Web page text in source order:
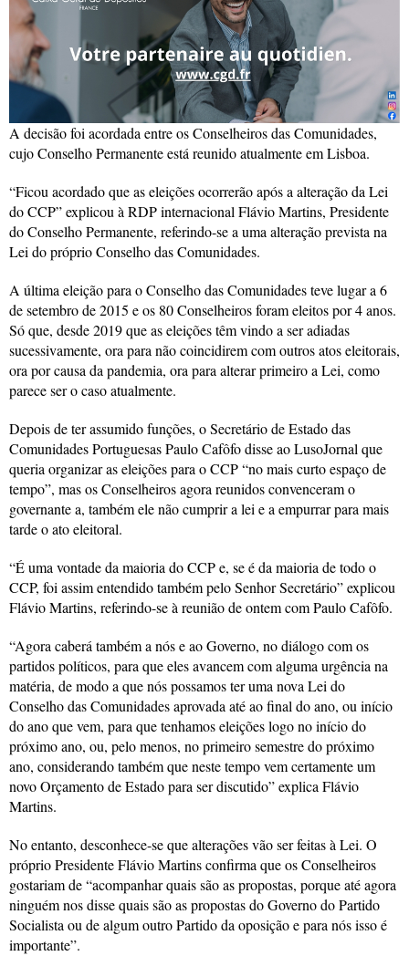
A decisão foi acordada entre os Conselheiros das Comunidades,
cujo Conselho Permanente está reunido atualmente em Lisboa.
“Ficou acordado que as eleições ocorrerão após a alteração da Lei
do CCP” explicou à RDP internacional Flávio Martins, Presidente
do Conselho Permanente, referindo-se a uma alteração prevista na
Lei do próprio Conselho das Comunidades.
A última eleição para o Conselho das Comunidades teve lugar a 6
de setembro de 2015 e os 80 Conselheiros foram eleitos por 4 anos.
Só que, desde 2019 que as eleições têm vindo a ser adiadas
sucessivamente, ora para não coincidirem com outros atos eleitorais,
ora por causa da pandemia, ora para alterar primeiro a Lei, como
parece ser o caso atualmente.
Depois de ter assumido funções, o Secretário de Estado das
Comunidades Portuguesas Paulo Cafôfo disse ao LusoJornal que
queria organizar as eleições para o CCP “no mais curto espaço de
tempo”, mas os Conselheiros agora reunidos convenceram o
governante a, também ele não cumprir a lei e a empurrar para mais
tarde o ato eleitoral.
“É uma vontade da maioria do CCP e, se é da maioria de todo o
CCP, foi assim entendido também pelo Senhor Secretário” explicou
Flávio Martins, referindo-se à reunião de ontem com Paulo Cafôfo.
“Agora caberá também a nós e ao Governo, no diálogo com os
partidos políticos, para que eles avancem com alguma urgência na
matéria, de modo a que nós possamos ter uma nova Lei do
Conselho das Comunidades aprovada até ao final do ano, ou início
do ano que vem, para que tenhamos eleições logo no início do
próximo ano, ou, pelo menos, no primeiro semestre do próximo
ano, considerando também que neste tempo vem certamente um
novo Orçamento de Estado para ser discutido” explica Flávio
Martins.
No entanto, desconhece-se que alterações vão ser feitas à Lei. O
próprio Presidente Flávio Martins confirma que os Conselheiros
gostariam de “acompanhar quais são as propostas, porque até agora
ninguém nos disse quais são as propostas do Governo do Partido
Socialista ou de algum outro Partido da oposição e para nós isso é
importante”.